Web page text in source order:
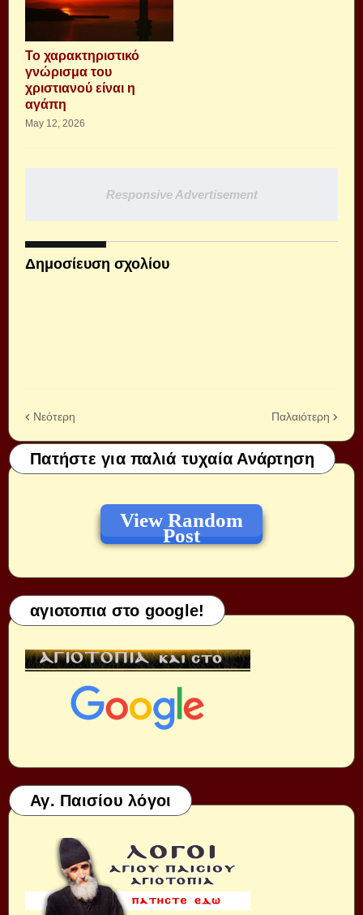
Το χαρακτηριστικό
γνώρισμα του
χριστιανού είναι η
αγάπη
May 12, 2026
Responsive Advertisement
Δημοσίευση σχολίου
Νεότερη Παλαιότερη
Πατήστε για παλιά τυχαία Ανάρτηση
View Random
Post
αγιοτοπια στο google!
Αγ. Παισίου λόγοι